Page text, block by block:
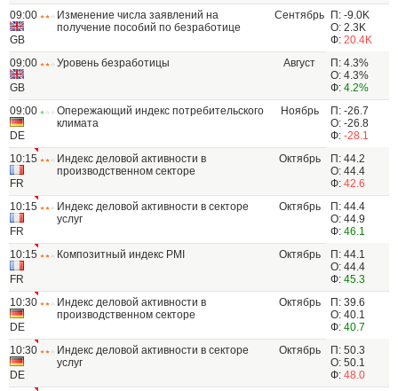
09:00
GB
Изменение числа заявлений на
получение пособий по безработице
Сентябрь
П: -9.0K
О: 2.3K
Ф: 20.4K
09:00
GB
Уровень безработицы Август
П: 4.3%
О: 4.3%
Ф: 4.2%
09:00
DE
Опережающий индекс потребительского
климата
Ноябрь
П: -26.7
О: -26.8
Ф: -28.1
10:15
FR
Индекс деловой активности в
производственном секторе
Октябрь
П: 44.2
О: 44.4
Ф: 42.6
10:15
FR
Индекс деловой активности в секторе
услуг
Октябрь
П: 44.4
О: 44.9
Ф: 46.1
10:15
FR
Композитный индекс PMI Октябрь
П: 44.1
О: 44.4
Ф: 45.3
10:30
DE
Индекс деловой активности в
производственном секторе
Октябрь
П: 39.6
О: 40.1
Ф: 40.7
10:30
DE
Индекс деловой активности в секторе
услуг
Октябрь
П: 50.3
О: 50.1
Ф: 48.0